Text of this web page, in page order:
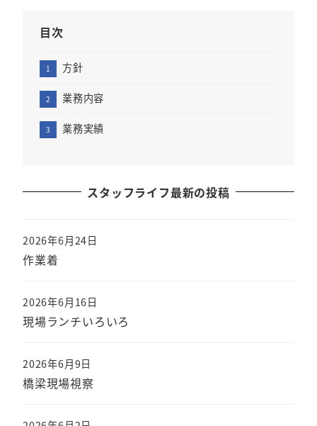
目次
方針
業務内容
業務実績
スタッフライフ最新の投稿
作業着
2026年6月24日
現場ランチいろいろ
2026年6月16日
橋梁現場視察
2026年6月9日